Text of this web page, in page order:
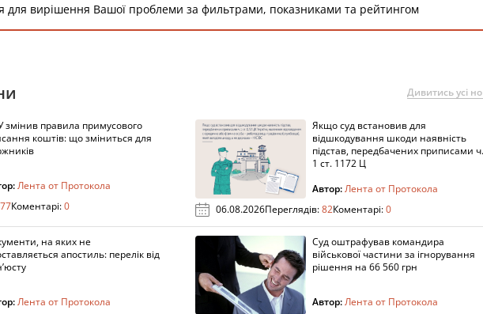
для вирішення Вашої проблеми за фильтрами, показниками та рейтингом
Дивитись усі
змінив правила примусового
коштів: що зміниться для
Лента от Протокола
Коментарі:0
Якщо суд встановив для
відшкодування шкоди наявність
підстав, передбачених приписами ч.
1 ст. 1172 Ц
Автор:Лента от Протокола
06.08.2026Переглядів:82Коментарі:0
на яких не
апостиль: перелік від
Лента от Протокола
Суд оштрафував командира
військової частини за ігнорування
рішення на 66 560 грн
Автор:Лента от Протокола